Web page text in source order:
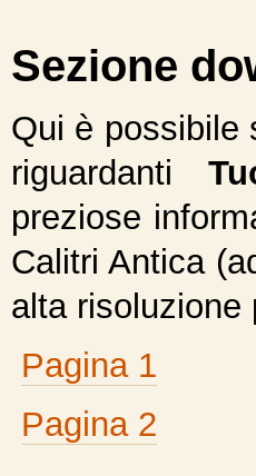
Sezione
Qui è
riguardanti
preziose
Calitri Antica
alta risoluzione
Pagina 1
Pagina 2